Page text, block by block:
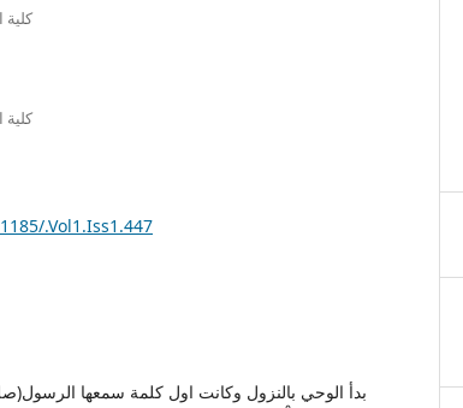
كلية
كلية
.Vol1.Iss1.447
بدأ الوحي بالنزول وكانت اول كلمة سمعها